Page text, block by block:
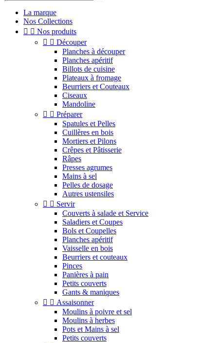
La marque
Nos Collections
  Nos produits
  Découper
Planches à découper
Planches apéritif
Billots de cuisine
Plateaux à fromage
Beurriers et Couteaux
Ciseaux
Mandoline
  Préparer
Spatules et Pelles
Cuillères en bois
Mortiers et Pilons
Crêpes et Pâtisserie
Râpes
Presses agrumes
Mains à sel
Pelles de dosage
Autres ustensiles
  Servir
Couverts à salade et Service
Saladiers et Coupes
Bols et Coupelles
Planches apéritif
Vaisselle en bois
Beurriers et couteaux
Pinces
Panières à pain
Petits couverts
Gants & maniques
  Assaisonner
Moulins à poivre et sel
Moulins à herbes
Pots et Mains à sel
Petits couverts